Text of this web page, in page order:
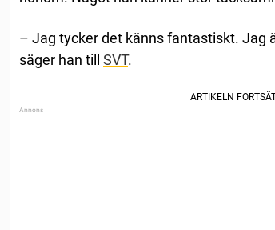
– Jag tycker det känns fantastiskt. Jag
säger han till SVT.